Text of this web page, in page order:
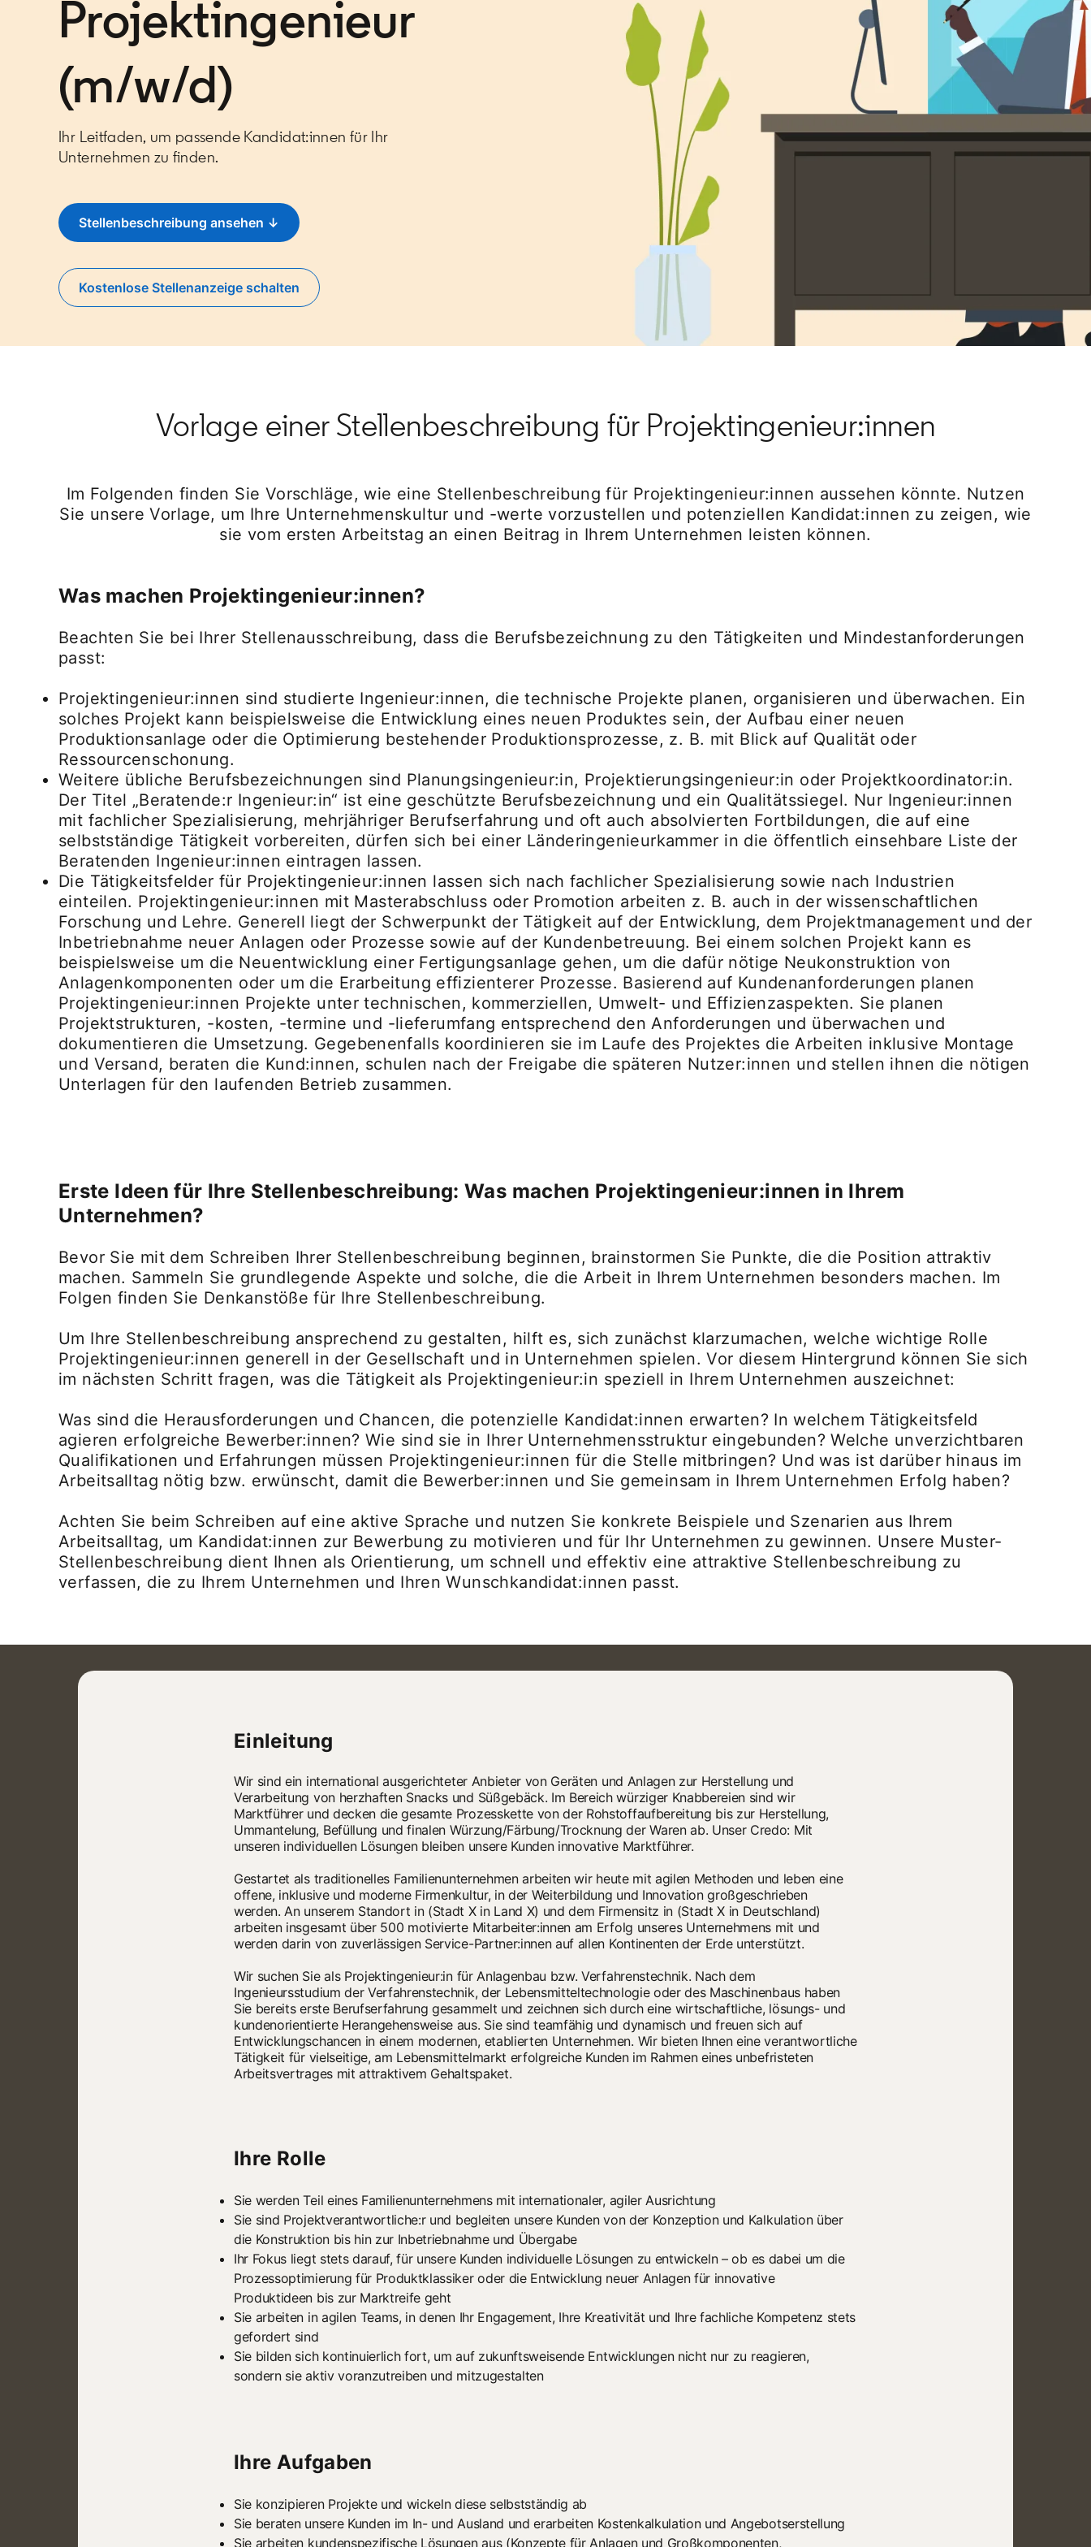
Projektingenieur
(m/w/d)
Ihr Leitfaden, um passende Kandidat:innen für Ihr
Unternehmen zu finden.
Stellenbeschreibung ansehen ↓
Kostenlose Stellenanzeige schalten
Vorlage einer Stellenbeschreibung für Projektingenieur:innen
Im Folgenden finden Sie Vorschläge, wie eine Stellenbeschreibung für Projektingenieur:innen aussehen könnte. Nutzen
Sie unsere Vorlage, um Ihre Unternehmenskultur und -werte vorzustellen und potenziellen Kandidat:innen zu zeigen, wie
sie vom ersten Arbeitstag an einen Beitrag in Ihrem Unternehmen leisten können.
Was machen Projektingenieur:innen?
Beachten Sie bei Ihrer Stellenausschreibung, dass die Berufsbezeichnung zu den Tätigkeiten und Mindestanforderungen
passt:
Projektingenieur:innen sind studierte Ingenieur:innen, die technische Projekte planen, organisieren und überwachen. Ein
solches Projekt kann beispielsweise die Entwicklung eines neuen Produktes sein, der Aufbau einer neuen
Produktionsanlage oder die Optimierung bestehender Produktionsprozesse, z. B. mit Blick auf Qualität oder
Ressourcenschonung.
Weitere übliche Berufsbezeichnungen sind Planungsingenieur:in, Projektierungsingenieur:in oder Projektkoordinator:in.
Der Titel „Beratende:r Ingenieur:in“ ist eine geschützte Berufsbezeichnung und ein Qualitätssiegel. Nur Ingenieur:innen
mit fachlicher Spezialisierung, mehrjähriger Berufserfahrung und oft auch absolvierten Fortbildungen, die auf eine
selbstständige Tätigkeit vorbereiten, dürfen sich bei einer Länderingenieurkammer in die öffentlich einsehbare Liste der
Beratenden Ingenieur:innen eintragen lassen.
Die Tätigkeitsfelder für Projektingenieur:innen lassen sich nach fachlicher Spezialisierung sowie nach Industrien
einteilen. Projektingenieur:innen mit Masterabschluss oder Promotion arbeiten z. B. auch in der wissenschaftlichen
Forschung und Lehre. Generell liegt der Schwerpunkt der Tätigkeit auf der Entwicklung, dem Projektmanagement und der
Inbetriebnahme neuer Anlagen oder Prozesse sowie auf der Kundenbetreuung. Bei einem solchen Projekt kann es
beispielsweise um die Neuentwicklung einer Fertigungsanlage gehen, um die dafür nötige Neukonstruktion von
Anlagenkomponenten oder um die Erarbeitung effizienterer Prozesse. Basierend auf Kundenanforderungen planen
Projektingenieur:innen Projekte unter technischen, kommerziellen, Umwelt- und Effizienzaspekten. Sie planen
Projektstrukturen, -kosten, -termine und -lieferumfang entsprechend den Anforderungen und überwachen und
dokumentieren die Umsetzung. Gegebenenfalls koordinieren sie im Laufe des Projektes die Arbeiten inklusive Montage
und Versand, beraten die Kund:innen, schulen nach der Freigabe die späteren Nutzer:innen und stellen ihnen die nötigen
Unterlagen für den laufenden Betrieb zusammen.
Erste Ideen für Ihre Stellenbeschreibung: Was machen Projektingenieur:innen in Ihrem
Unternehmen?
Bevor Sie mit dem Schreiben Ihrer Stellenbeschreibung beginnen, brainstormen Sie Punkte, die die Position attraktiv
machen. Sammeln Sie grundlegende Aspekte und solche, die die Arbeit in Ihrem Unternehmen besonders machen. Im
Folgen finden Sie Denkanstöße für Ihre Stellenbeschreibung.
Um Ihre Stellenbeschreibung ansprechend zu gestalten, hilft es, sich zunächst klarzumachen, welche wichtige Rolle
Projektingenieur:innen generell in der Gesellschaft und in Unternehmen spielen. Vor diesem Hintergrund können Sie sich
im nächsten Schritt fragen, was die Tätigkeit als Projektingenieur:in speziell in Ihrem Unternehmen auszeichnet:
Was sind die Herausforderungen und Chancen, die potenzielle Kandidat:innen erwarten? In welchem Tätigkeitsfeld
agieren erfolgreiche Bewerber:innen? Wie sind sie in Ihrer Unternehmensstruktur eingebunden? Welche unverzichtbaren
Qualifikationen und Erfahrungen müssen Projektingenieur:innen für die Stelle mitbringen? Und was ist darüber hinaus im
Arbeitsalltag nötig bzw. erwünscht, damit die Bewerber:innen und Sie gemeinsam in Ihrem Unternehmen Erfolg haben?
Achten Sie beim Schreiben auf eine aktive Sprache und nutzen Sie konkrete Beispiele und Szenarien aus Ihrem
Arbeitsalltag, um Kandidat:innen zur Bewerbung zu motivieren und für Ihr Unternehmen zu gewinnen. Unsere Muster-
Stellenbeschreibung dient Ihnen als Orientierung, um schnell und effektiv eine attraktive Stellenbeschreibung zu
verfassen, die zu Ihrem Unternehmen und Ihren Wunschkandidat:innen passt.
Einleitung
Wir sind ein international ausgerichteter Anbieter von Geräten und Anlagen zur Herstellung und
Verarbeitung von herzhaften Snacks und Süßgebäck. Im Bereich würziger Knabbereien sind wir
Marktführer und decken die gesamte Prozesskette von der Rohstoffaufbereitung bis zur Herstellung,
Ummantelung, Befüllung und finalen Würzung/Färbung/Trocknung der Waren ab. Unser Credo: Mit
unseren individuellen Lösungen bleiben unsere Kunden innovative Marktführer.
Gestartet als traditionelles Familienunternehmen arbeiten wir heute mit agilen Methoden und leben eine
offene, inklusive und moderne Firmenkultur, in der Weiterbildung und Innovation großgeschrieben
werden. An unserem Standort in (Stadt X in Land X) und dem Firmensitz in (Stadt X in Deutschland)
arbeiten insgesamt über 500 motivierte Mitarbeiter:innen am Erfolg unseres Unternehmens mit und
werden darin von zuverlässigen Service-Partner:innen auf allen Kontinenten der Erde unterstützt.
Wir suchen Sie als Projektingenieur:in für Anlagenbau bzw. Verfahrenstechnik. Nach dem
Ingenieursstudium der Verfahrenstechnik, der Lebensmitteltechnologie oder des Maschinenbaus haben
Sie bereits erste Berufserfahrung gesammelt und zeichnen sich durch eine wirtschaftliche, lösungs- und
kundenorientierte Herangehensweise aus. Sie sind teamfähig und dynamisch und freuen sich auf
Entwicklungschancen in einem modernen, etablierten Unternehmen. Wir bieten Ihnen eine verantwortliche
Tätigkeit für vielseitige, am Lebensmittelmarkt erfolgreiche Kunden im Rahmen eines unbefristeten
Arbeitsvertrages mit attraktivem Gehaltspaket.
Ihre Rolle
Sie werden Teil eines Familienunternehmens mit internationaler, agiler Ausrichtung
Sie sind Projektverantwortliche:r und begleiten unsere Kunden von der Konzeption und Kalkulation über
die Konstruktion bis hin zur Inbetriebnahme und Übergabe
Ihr Fokus liegt stets darauf, für unsere Kunden individuelle Lösungen zu entwickeln – ob es dabei um die
Prozessoptimierung für Produktklassiker oder die Entwicklung neuer Anlagen für innovative
Produktideen bis zur Marktreife geht
Sie arbeiten in agilen Teams, in denen Ihr Engagement, Ihre Kreativität und Ihre fachliche Kompetenz stets
gefordert sind
Sie bilden sich kontinuierlich fort, um auf zukunftsweisende Entwicklungen nicht nur zu reagieren,
sondern sie aktiv voranzutreiben und mitzugestalten
Ihre Aufgaben
Sie konzipieren Projekte und wickeln diese selbstständig ab
Sie beraten unsere Kunden im In- und Ausland und erarbeiten Kostenkalkulation und Angebotserstellung
Sie arbeiten kundenspezifische Lösungen aus (Konzepte für Anlagen und Großkomponenten,